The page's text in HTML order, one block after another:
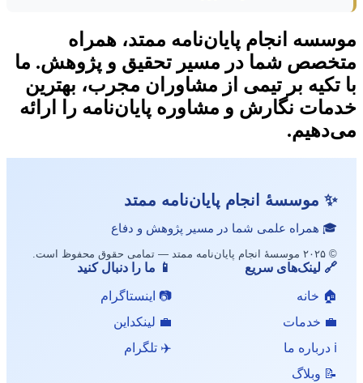
موسسه انجام پایان‌نامه ممتد، همراه
متخصص شما در مسیر تحقیق و پژوهش. ما
با تکیه بر تیمی از مشاوران مجرب، بهترین
خدمات نگارش و مشاوره پایان‌نامه را ارائه
می‌دهیم.
✨ موسسهٔ انجام پایان‌نامه ممتد
🎓 همراه علمی شما در مسیر پژوهش و دفاع
© ۲۰۲۵ موسسهٔ انجام پایان‌نامه ممتد — تمامی حقوق محفوظ است.
🔗 لینک‌های سریع
🏠 خانه
💼 خدمات
ℹ️ درباره ما
📝 وبلاگ
📱 ما را دنبال کنید
📷 اینستاگرام
💼 لینکداین
✈️ تلگرام